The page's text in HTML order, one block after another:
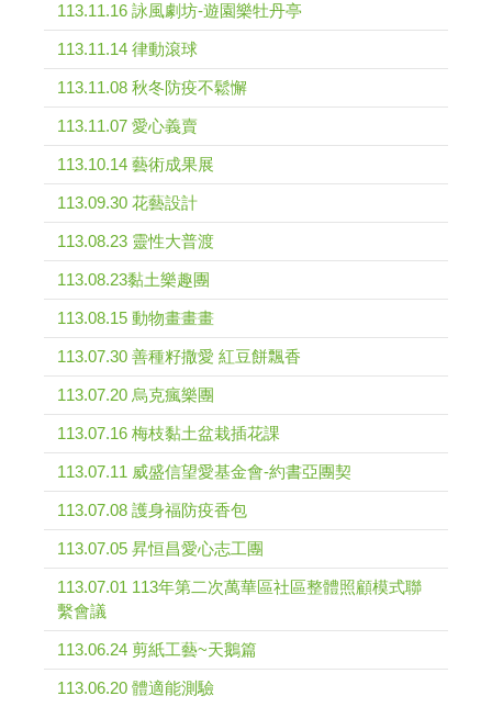
113.11.16 詠風劇坊-遊園樂牡丹亭
113.11.14 律動滾球
113.11.08 秋冬防疫不鬆懈
113.11.07 愛心義賣
113.10.14 藝術成果展
113.09.30 花藝設計
113.08.23 靈性大普渡
113.08.23黏土樂趣團
113.08.15 動物畫畫畫
113.07.30 善種籽撒愛 紅豆餅飄香
113.07.20 烏克瘋樂團
113.07.16 梅枝黏土盆栽插花課
113.07.11 威盛信望愛基金會-約書亞團契
113.07.08 護身福防疫香包
113.07.05 昇恒昌愛心志工團
113.07.01 113年第二次萬華區社區整體照顧模式聯
繫會議
113.06.24 剪紙工藝~天鵝篇
113.06.20 體適能測驗